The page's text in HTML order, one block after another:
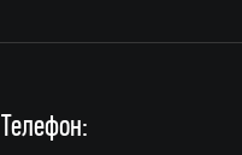
Телефон: